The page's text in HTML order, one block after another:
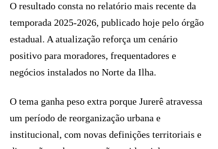
O resultado consta no relatório mais recente da
temporada 2025-2026, publicado hoje pelo órgão
estadual. A atualização reforça um cenário
positivo para moradores, frequentadores e
negócios instalados no Norte da Ilha.
O tema ganha peso extra porque Jurerê atravessa
um período de reorganização urbana e
institucional, com novas definições territoriais e